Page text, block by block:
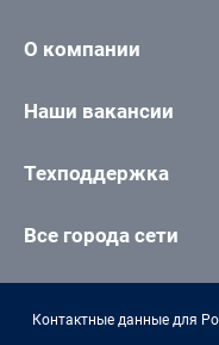
О компании
Наши вакансии
Техподдержка
Все города сети
Контактные данные для